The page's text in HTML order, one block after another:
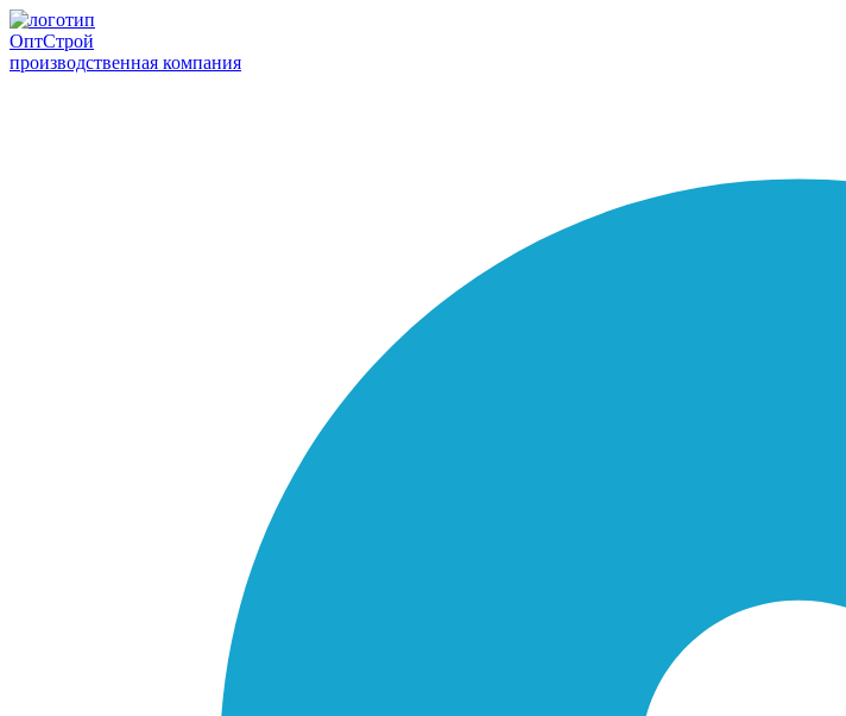
ОптСтрой
производственная компания